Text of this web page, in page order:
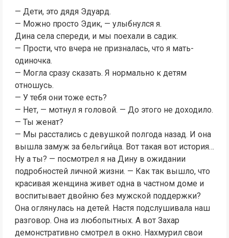
— Дети, это дядя Эдуард.
— Можно просто Эдик, — улыбнулся я.
Дина села спереди, и мы поехали в садик.
— Прости, что вчера не призналась, что я мать-
одиночка.
— Могла сразу сказать. Я нормально к детям
отношусь.
— У тебя они тоже есть?
— Нет, — мотнул я головой. — До этого не доходило.
— Ты женат?
— Мы расстались с девушкой полгода назад. И она
вышла замуж за бельгийца. Вот такая вот история…
Ну а ты? — посмотрел я на Дину в ожидании
подробностей личной жизни. — Как так вышло, что
красивая женщина живет одна в частном доме и
воспитывает двойню без мужской поддержки?
Она оглянулась на детей. Настя подслушивала наш
разговор. Она из любопытных. А вот Захар
демонстративно смотрел в окно. Нахмурил свои